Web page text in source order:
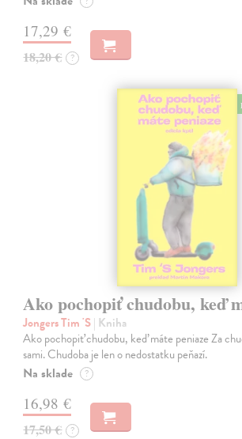
17,29 €
18,20 € ?
Ako pochopiť chudobu, keď
Jongers Tim 'S| Kniha
Ako pochopiť chudobu, keď máte peniaze Za
sami. Chudoba je len o nedostatku peňazí.
Na sklade ?
16,98 €
17,50 € ?